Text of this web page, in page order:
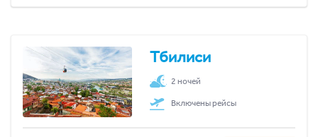
Тбилиси
2 ночей
Включены рейсы